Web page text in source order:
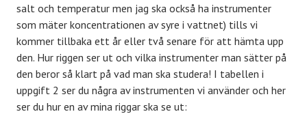
salt och temperatur men jag ska också ha instrumenter
som mäter koncentrationen av syre i vattnet) tills vi
kommer tillbaka ett år eller två senare för att hämta upp
den. Hur riggen ser ut och vilka instrumenter man sätter på
den beror så klart på vad man ska studera! I tabellen i
uppgift 2 ser du några av instrumenten vi använder och her
ser du hur en av mina riggar ska se ut: